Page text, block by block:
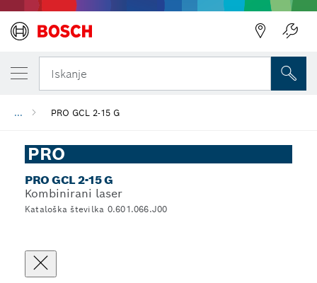
Iskanje
... PRO GCL 2-15 G
PRO
PRO GCL 2-15 G
Kombinirani laser
Kataloška številka 0.601.066.J00